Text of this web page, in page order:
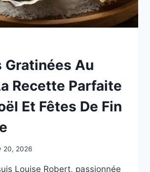
Gratinées Au
Recette Parfaite
Et Fêtes De Fin
20, 2026
Louise Robert, passionnée